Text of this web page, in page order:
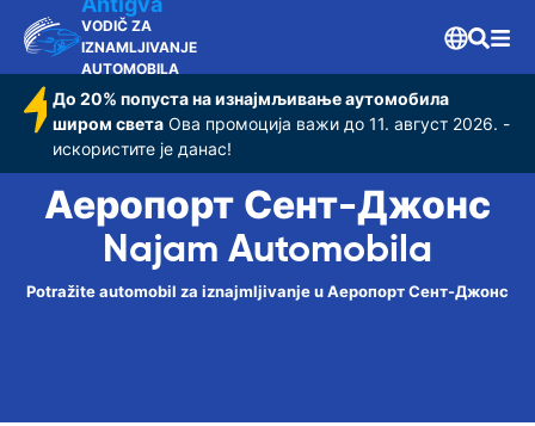
VODIČ ZA
IZNAMLJIVANJE
AUTOMOBILA
До 20% попуста на изнајмљивање аутомобила
широм света Ова промоција важи до 11. август 2026. -
искористите је данас!
Аеропорт Сент-Джонс
Najam Automobila
Potražite automobil za iznajmljivanje u Аеропорт Сент-Джонс